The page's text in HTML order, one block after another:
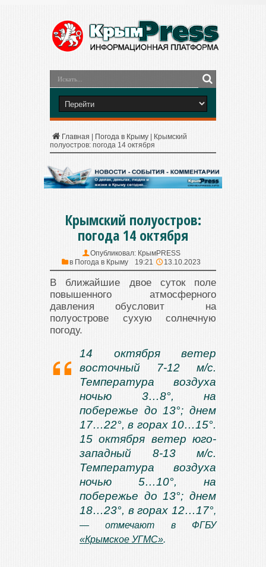
Главная Погода в Крыму
Крымский
полуостров: погода 14 октября
Крымский полуостров:
погода 14 октября
Опубликовал: КрымPRESS
в Погода в Крыму 19:21 13.10.2023
В ближайшие двое суток поле
повышенного атмосферного
давления обусловит на
полуострове сухую солнечную
погоду.
14 октября ветер
восточный 7-12 м/с.
Температура воздуха
ночью 3…8°, на
побережье до 13°; днем
17…22°, в горах 10…15°.
15 октября ветер юго-
западный 8-13 м/с.
Температура воздуха
ночью 5…10°, на
побережье до 13°; днем
18…23°, в горах 12…17°,
— отмечают в ФГБУ
«Крымское УГМС».